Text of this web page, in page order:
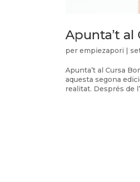
Apunta’t al
perempiezapori |
Apunta’t al Cursa
aquesta segona
realitat. Després de